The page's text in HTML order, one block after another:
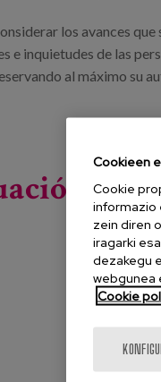
los avances
e inquietudes de las
al máximo su
de
Cookieen
Cookie
informazio
zein diren
iragarki
dezakegu
webgunea
Cookie